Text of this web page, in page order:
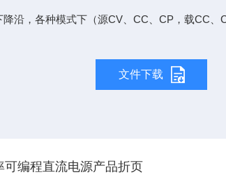
沿，各种模式下（源CV、CC、CP，载CC、
文件下载
编程直流电源产品折页